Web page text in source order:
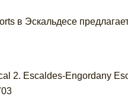
в Эскальдесе
2. Escaldes-Engordany